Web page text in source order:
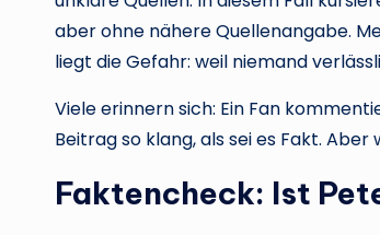
aber ohne nähere Quellenangabe.
liegt die Gefahr: weil niemand
Viele erinnern sich: Ein Fan
Beitrag so klang, als sei es Fakt.
Faktencheck: Ist